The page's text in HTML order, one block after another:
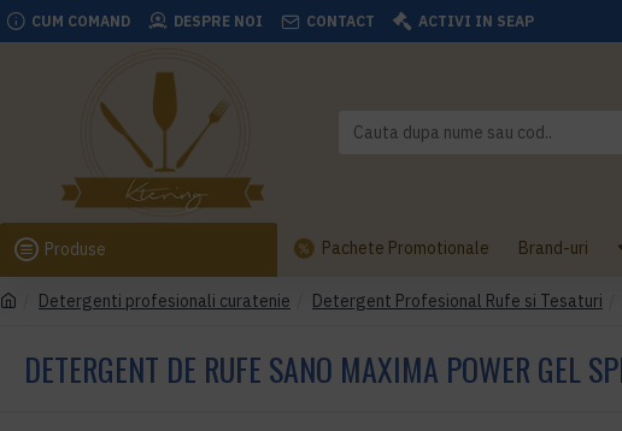
CUM COMAND DESPRE NOI CONTACT ACTIVI IN SEAP
Produse Pachete Promotionale Brand-uri
Detergenti profesionali curatenie Detergent Profesional Rufe si Tesaturi
DETERGENT DE RUFE SANO MAXIMA POWER GEL